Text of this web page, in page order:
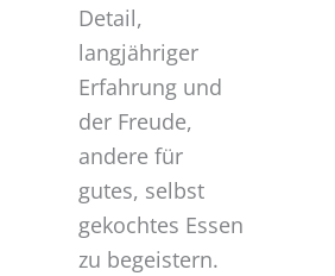
Detail,
langjähriger
Erfahrung und
der Freude,
andere für
gutes, selbst
gekochtes Essen
zu begeistern.